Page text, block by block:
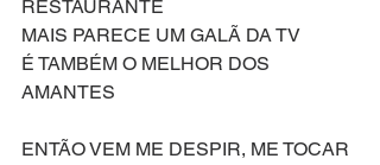
RESTAURANTE
MAIS PARECE UM GALÃ DA TV
É TAMBÉM O MELHOR DOS
AMANTES
ENTÃO VEM ME DESPIR, ME TOCAR